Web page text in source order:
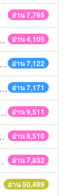
อ่าน 7,765
อ่าน 4,105
อ่าน 7,122
อ่าน 7,171
อ่าน 9,511
อ่าน 8,510
อ่าน 7,832
อ่าน 50,499